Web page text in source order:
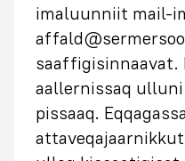
imaluunniit mail-
saaffigisinnaavat.
aallernissaq
pissaaq.